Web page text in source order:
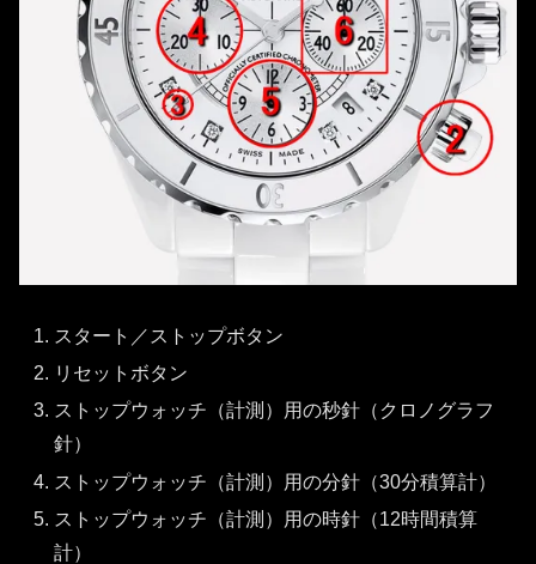
スタート／ストップボタン
リセットボタン
ストップウォッチ（計測）用の秒針（クロノグラフ
針）
ストップウォッチ（計測）用の分針（30分積算計）
ストップウォッチ（計測）用の時針（12時間積算
計）